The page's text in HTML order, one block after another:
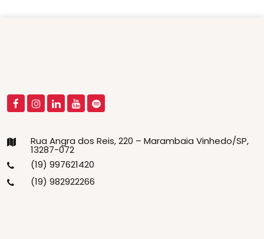
Rua Angra dos Reis, 220 – Marambaia Vinhedo/SP,
13287-072
(19) 997621420
(19) 982922266